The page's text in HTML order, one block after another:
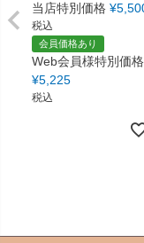
当店特別価格 ¥
税込
会員価格あり
Web会員様特別価格
¥5,225
税込